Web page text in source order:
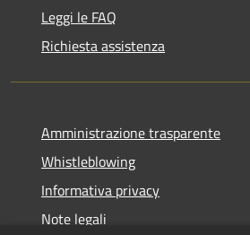
Leggi le FAQ
Richiesta assistenza
Amministrazione trasparente
Whistleblowing
Informativa privacy
Note legali